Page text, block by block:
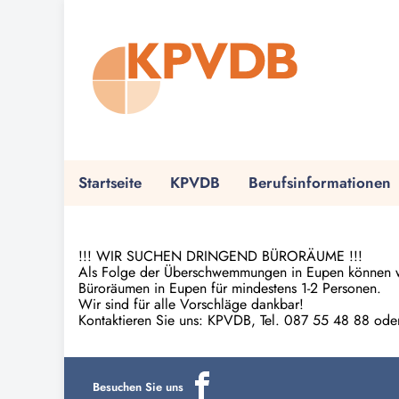
Startseite KPVDB Berufsinformationen
!!! WIR SUCHEN DRINGEND BÜRORÄUME !!!
Als Folge der Überschwemmungen in Eupen
Büroräumen in Eupen für mindestens 1-2 Personen.
Wir sind für alle Vorschläge dankbar!
Kontaktieren Sie uns: KPVDB, Tel. 087 55 48 88
Besuchen Sie uns